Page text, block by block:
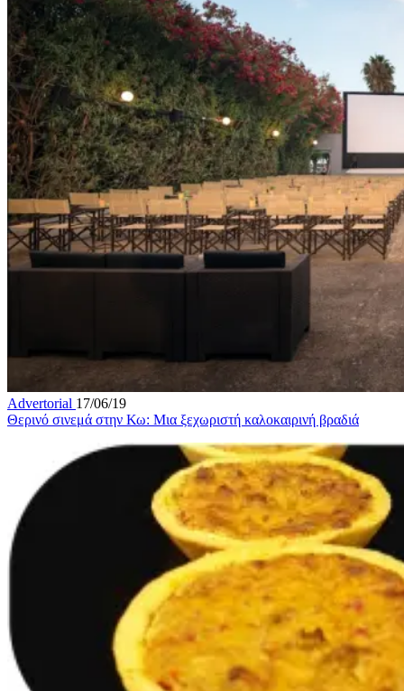
Advertorial 17/06/19
Θερινό σινεμά στην Κω: Μια ξεχωριστή καλοκαιρινή βραδιά